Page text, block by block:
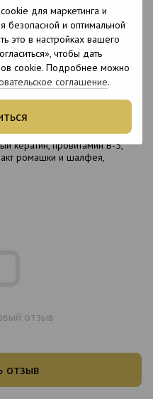
для маркетинга и
безопасной и оптимальной
это в настройках вашего
чтобы дать
cookie. Подробнее можно
соглашение.
роста волос, Укрепление
кератин, провитамин В-5,
ромашки и шалфея,
отзыв
отзыв